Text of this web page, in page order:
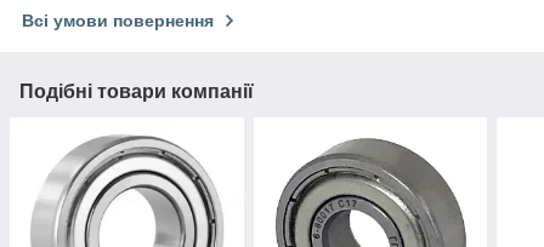
Всі умови повернення
Подібні товари компанії